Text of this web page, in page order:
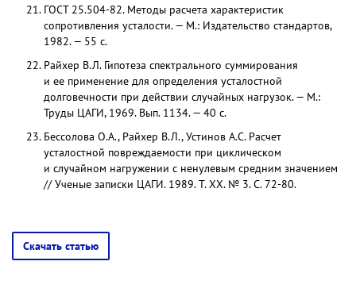
ГОСТ 25.504-82. Методы расчета характеристик
сопротивления усталости. — М.: Издательство стандартов,
1982. — 55 с.
Райхер В.Л. Гипотеза спектрального суммирования
и ее применение для определения усталостной
долговечности при действии случайных нагрузок. — М.:
Труды ЦАГИ, 1969. Вып. 1134. — 40 с.
Бессолова О.А., Райхер В.Л., Устинов А.С. Расчет
усталостной повреждаемости при циклическом
и случайном нагружении с ненулевым средним значением
// Ученые записки ЦАГИ. 1989. Т. ХХ. № 3. С. 72-80.
Скачать статью